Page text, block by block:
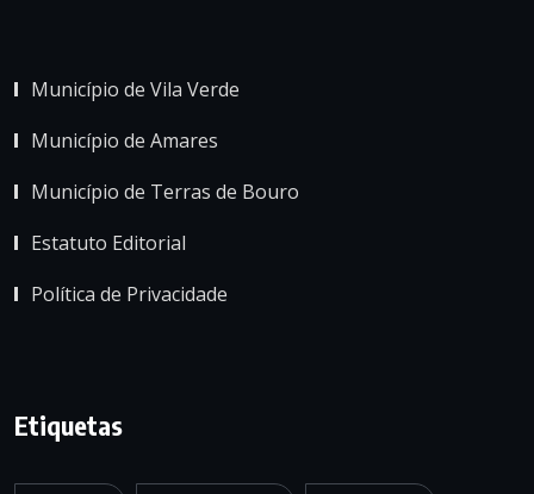
Município de Vila Verde
Município de Amares
Município de Terras de Bouro
Estatuto Editorial
Política de Privacidade
Etiquetas